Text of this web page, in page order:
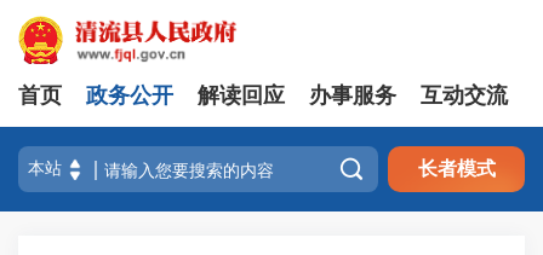
首页 政务公开 解读回应 办事服务 互动交流
 长者模式